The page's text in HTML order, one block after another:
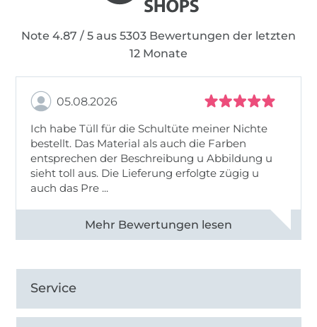
beschäftigen konnte.
Note 4.87 / 5 aus 5303 Bewertungen der letzten
12 Monate
05.08.2026
Ich habe Tüll für die Schultüte meiner Nichte
bestellt. Das Material als auch die Farben
entsprechen der Beschreibung u Abbildung u
sieht toll aus. Die Lieferung erfolgte zügig u
auch das Pre ...
Alle 82950 Bewertungen ansehen
Service